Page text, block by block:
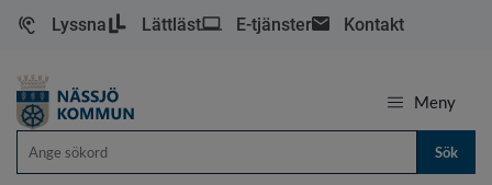
Lyssna Lättläst E-tjänster Kontakt
Meny